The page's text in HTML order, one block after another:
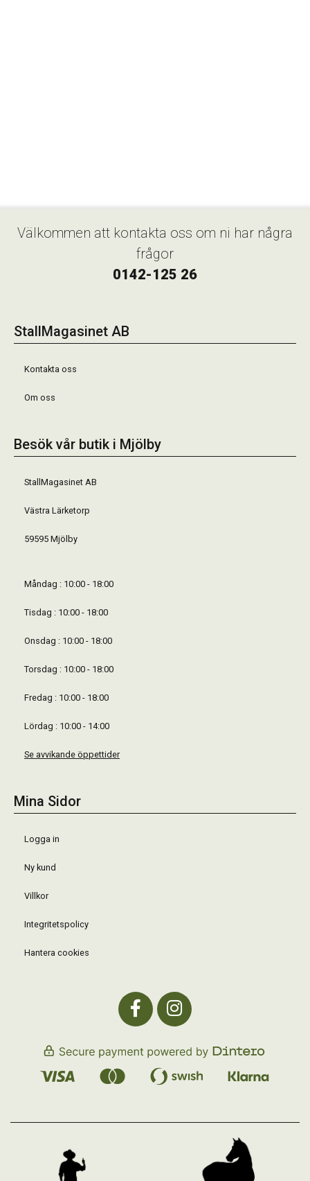
Välkommen att kontakta oss om ni har några
frågor
0142-125 26
StallMagasinet AB
Kontakta oss
Om oss
Besök vår butik i Mjölby
StallMagasinet AB
Västra Lärketorp
59595 Mjölby
Måndag : 10:00 - 18:00
Tisdag : 10:00 - 18:00
Onsdag : 10:00 - 18:00
Torsdag : 10:00 - 18:00
Fredag : 10:00 - 18:00
Lördag : 10:00 - 14:00
Se avvikande öppettider
Mina Sidor
Logga in
Ny kund
Villkor
Integritetspolicy
Hantera cookies